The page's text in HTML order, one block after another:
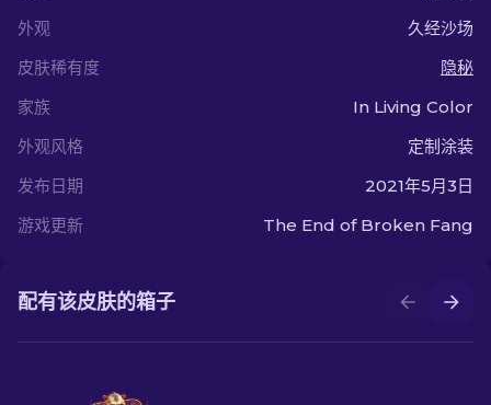
外观
久经沙场
皮肤稀有度
隐秘
家族
In Living Color
外观风格
定制涂装
发布日期
2021年5月3日
游戏更新
The End of Broken Fang
配有该皮肤的箱子